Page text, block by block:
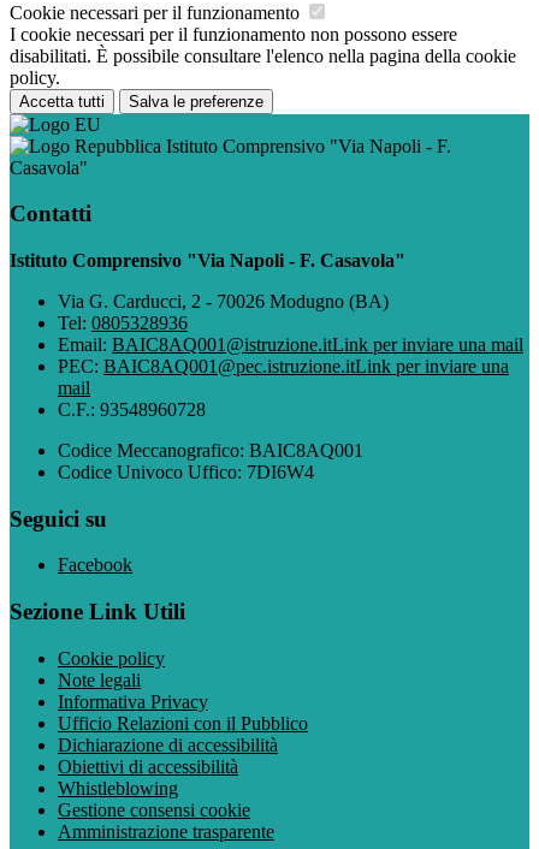
Cookie necessari per il funzionamento
I cookie necessari per il funzionamento non possono essere
disabilitati. È possibile consultare l'elenco nella pagina della cookie
policy.
Accetta tutti Salva le preferenze
Istituto Comprensivo "Via Napoli - F.
Casavola"
Contatti
Istituto Comprensivo "Via Napoli - F. Casavola"
Via G. Carducci, 2 - 70026 Modugno (BA)
Tel: 0805328936
Email: BAIC8AQ001@istruzione.itLink per inviare una mail
PEC: BAIC8AQ001@pec.istruzione.itLink per inviare una
mail
C.F.: 93548960728
Codice Meccanografico: BAIC8AQ001
Codice Univoco Uffico: 7DI6W4
Seguici su
Facebook
Sezione Link Utili
Cookie policy
Note legali
Informativa Privacy
Ufficio Relazioni con il Pubblico
Dichiarazione di accessibilità
Obiettivi di accessibilità
Whistleblowing
Gestione consensi cookie
Amministrazione trasparente